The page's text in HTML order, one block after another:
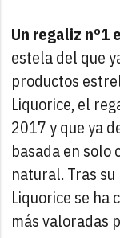
Un regaliz nº1
estela del que
productos
Liquorice, el
2017 y que ya
basada en solo
natural. Tras
Liquorice se ha
más valoradas